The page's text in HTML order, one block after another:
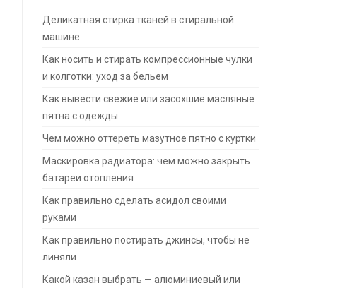
Деликатная стирка тканей в стиральной
машине
Как носить и стирать компрессионные чулки
и колготки: уход за бельем
Как вывести свежие или засохшие масляные
пятна с одежды
Чем можно оттереть мазутное пятно с куртки
Маскировка радиатора: чем можно закрыть
батареи отопления
Как правильно сделать асидол своими
руками
Как правильно постирать джинсы, чтобы не
линяли
Какой казан выбрать — алюминиевый или